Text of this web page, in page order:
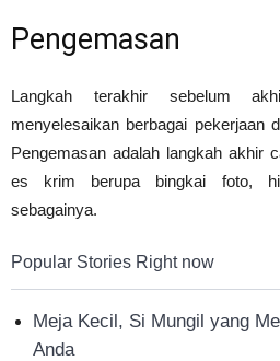
Pengemasan
Langkah terakhir sebelum
menyelesaikan berbagai pekerjaan
Pengemasan adalah langkah akhir
es krim berupa bingkai foto,
sebagainya.
Popular Stories Right now
Meja Kecil, Si Mungil yang
Anda